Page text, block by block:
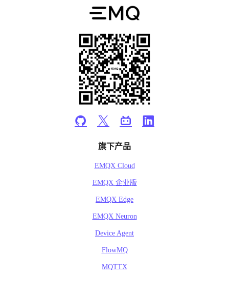
旗下产品
EMQX Cloud
EMQX 企业版
EMQX Edge
EMQX Neuron
Device Agent
FlowMQ
MQTTX